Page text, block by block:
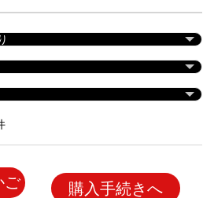
ご 購入手続きへ